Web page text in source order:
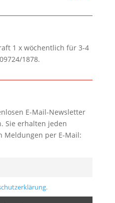
1 x wöchentlich für 3-4
1878.
E-Mail-Newsletter
Sie erhalten jeden
Meldungen per E-Mail: